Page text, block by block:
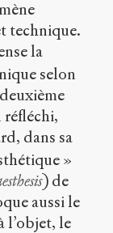
technique.
la
selon
réfléchi,
dans sa
»
) de
aussi le
l’objet, le